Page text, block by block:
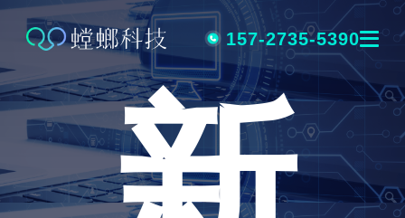
跳
内
容
157-2735-5390